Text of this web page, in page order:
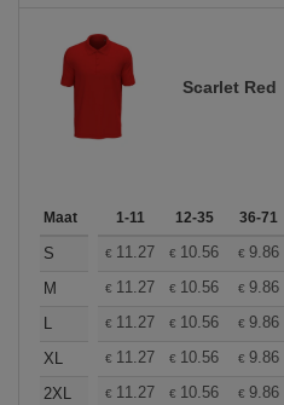
Scarlet Red
Maat 1-11 12-35 36-71
S € 11.27 € 10.56 € 9.86
M
€ 11.27 € 10.56 € 9.86
L
€ 11.27 € 10.56 € 9.86
XL
€ 11.27 € 10.56 € 9.86
2XL
€ 11.27 € 10.56 € 9.86